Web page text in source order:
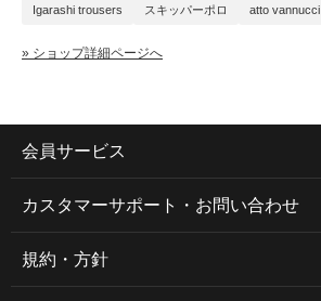
Igarashi trousers スキッパーポロ atto vannucci
» ショップ詳細ページへ
会員サービス
カスタマーサポート・お問い合わせ
規約・方針